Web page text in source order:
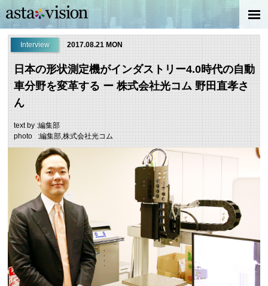
Interview 2017.08.21 MON
日本の形状測定機がインダストリー4.0時代の自動
車分野を変革する ー 株式会社光コム 野田直孝さ
ん
text by :編集部
photo :編集部,株式会社光コム